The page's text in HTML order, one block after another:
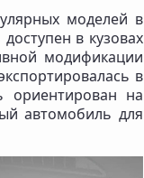
моделей в
в кузовах
модификации
в
ориентирован на
автомобиль для